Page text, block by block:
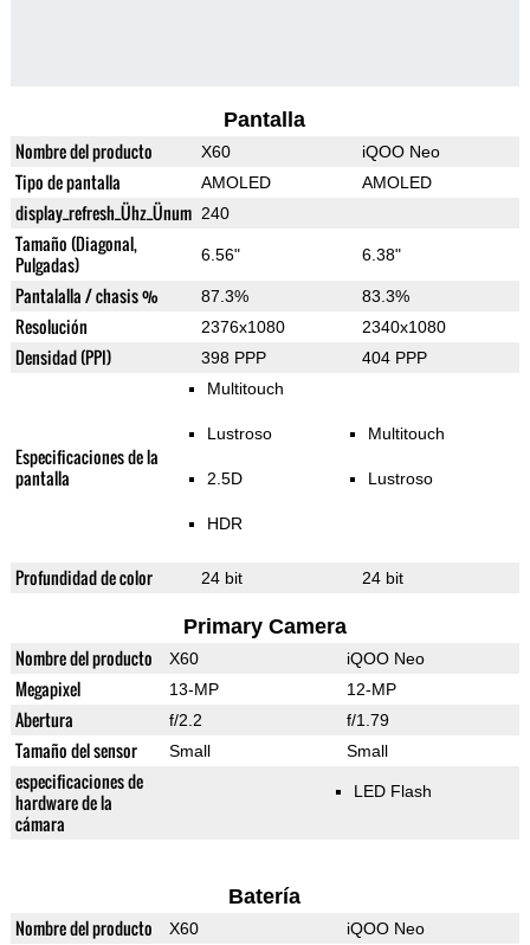
Pantalla
Nombre del producto X60 iQOO Neo
Tipo de pantalla AMOLED AMOLED
display_refresh_Ühz_Ünum 240
Tamaño (Diagonal,
Pulgadas)
6.56" 6.38"
Pantalalla / chasis % 87.3% 83.3%
Resolución 2376x1080 2340x1080
Densidad (PPI) 398 PPP 404 PPP
Especificaciones de la
pantalla
Multitouch
Lustroso
2.5D
HDR
Multitouch
Lustroso
Profundidad de color 24 bit 24 bit
Primary Camera
Nombre del producto X60 iQOO Neo
Megapixel 13-MP 12-MP
Abertura f/2.2 f/1.79
Tamaño del sensor Small Small
especificaciones de
hardware de la
cámara
LED Flash
Batería
Nombre del producto X60 iQOO Neo